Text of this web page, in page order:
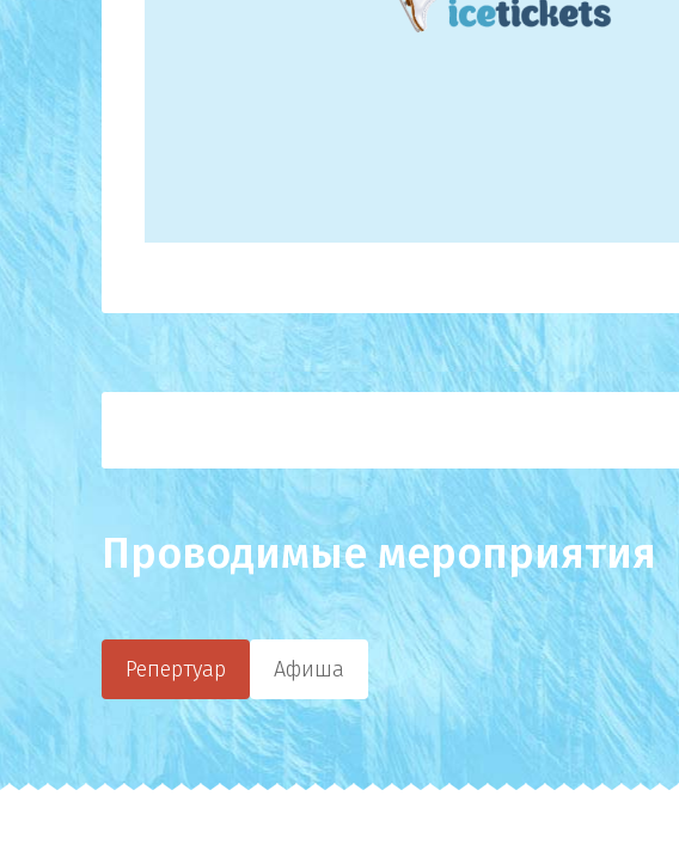
Проводимые мероприятия
Репертуар Афиша